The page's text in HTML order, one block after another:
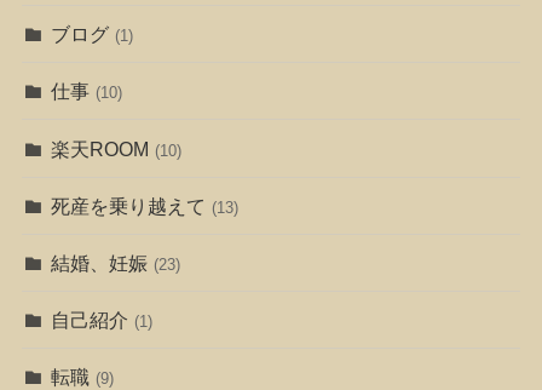
ブログ (1)
仕事 (10)
楽天ROOM (10)
死産を乗り越えて (13)
結婚、妊娠 (23)
自己紹介 (1)
転職 (9)